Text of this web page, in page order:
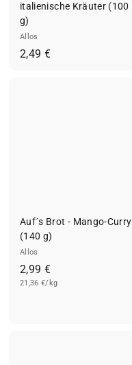
italienische Kräuter (100
g)
Allos
2,49 €2
Auf´s Brot - Mango-Curry
(140 g)
Allos
2,99 €2
,
21,36 €/kg